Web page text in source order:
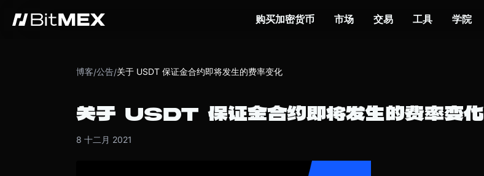
购买加密货币 市场 交易 工具 学院
博客/公告/关于 USDT 保证金合约即将发生的费率变化
关于 USDT 保证金合约即将发生的费率变化
8 十二月 2021